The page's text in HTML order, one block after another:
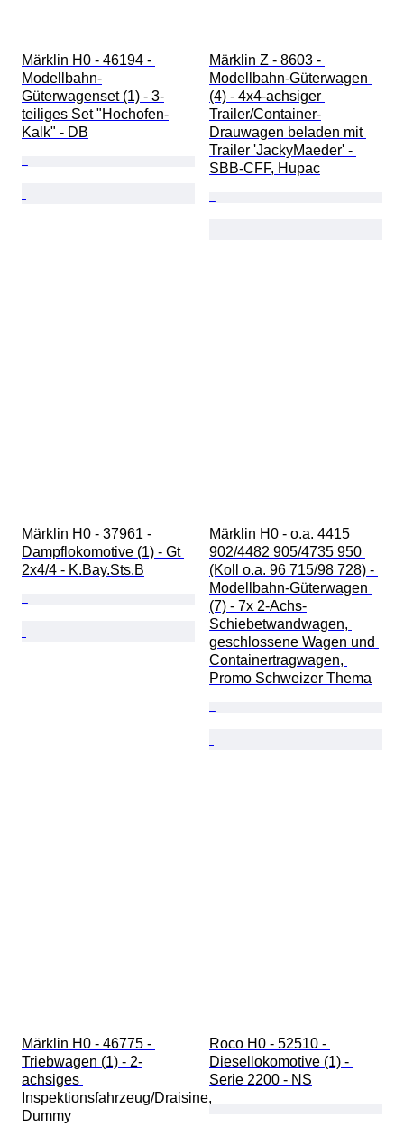
Märklin H0 - 46194 -
Modellbahn-
Güterwagenset (1) - 3-
teiliges Set "Hochofen-
Kalk" - DB
Märklin Z - 8603 -
Modellbahn-Güterwagen
(4) - 4x4-achsiger
Trailer/Container-
Drauwagen beladen mit
Trailer 'JackyMaeder' -
SBB-CFF, Hupac
Märklin H0 - 37961 -
Dampflokomotive (1) - Gt
2x4/4 - K.Bay.Sts.B
Märklin H0 - o.a. 4415
902/4482 905/4735 950
(Koll o.a. 96 715/98 728) -
Modellbahn-Güterwagen
(7) - 7x 2-Achs-
Schiebetwandwagen,
geschlossene Wagen und
Containertragwagen,
Promo Schweizer Thema
Märklin H0 - 46775 -
Triebwagen (1) - 2-
achsiges
Inspektionsfahrzeug/Draisine,
Dummy
Roco H0 - 52510 -
Diesellokomotive (1) -
Serie 2200 - NS